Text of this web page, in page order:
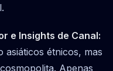
e Insights de Canal:
asiáticos étnicos, mas
Apenas